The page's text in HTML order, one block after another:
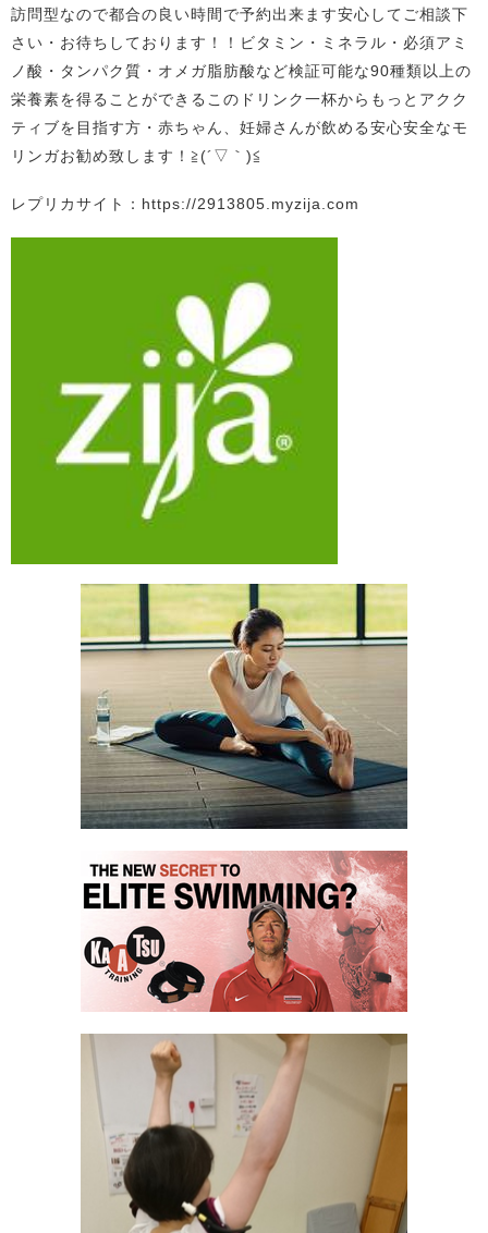
訪問型なので都合の良い時間で予約出来ます安心してご相談下
さい・お待ちしております！！ビタミン・ミネラル・必須アミ
ノ酸・タンパク質・オメガ脂肪酸など検証可能な90種類以上の
栄養素を得ることができるこのドリンク一杯からもっとアクク
ティブを目指す方・赤ちゃん、妊婦さんが飲める安心安全なモ
リンガお勧め致します！≧(´▽｀)≦
レプリカサイト：https://2913805.myzija.com